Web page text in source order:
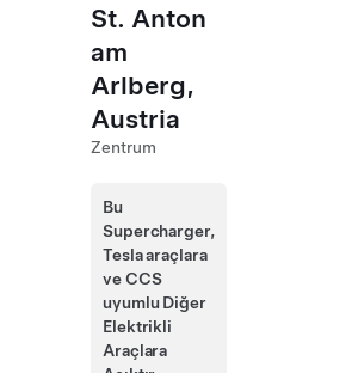
St. Anton
am
Arlberg,
Austria
Zentrum
Bu
Supercharger,
Tesla araçlara
ve CCS
uyumlu Diğer
Elektrikli
Araçlara